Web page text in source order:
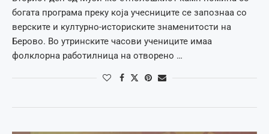
богата програма преку која учесниците се запознаа со
верските и културно-историските знаменитости на
Берово. Во утринските часови учениците имаа
фолклорна работилница на отворено …